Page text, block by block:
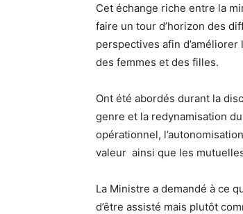
Cet échange riche entre la
faire un tour d’horizon des
perspectives afin
des femmes et des filles.
Ont été abordés durant la
genre et la redynamisation
opérationnel,
valeur ainsi que les
La Ministre a demandé à ce
d’être assisté mais plutôt